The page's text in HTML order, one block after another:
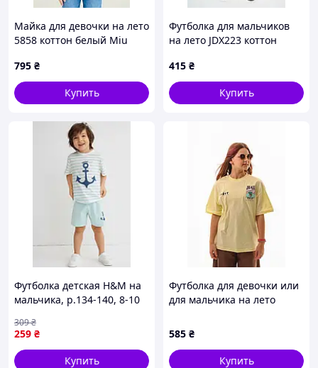
Майка для девочки на лето
5858 коттон белый Miu
140(р)
795 ₴
Купить
Футболка для мальчиков
на лето JDX223 коттон
415 ₴
Купить
Футболка детская H&M на
мальчика, р.134-140, 8-10
259 ₴
309₴
Купить
Футболка для девочки или
для мальчика на лето
желтый Stay 128(р)
585 ₴
Купить